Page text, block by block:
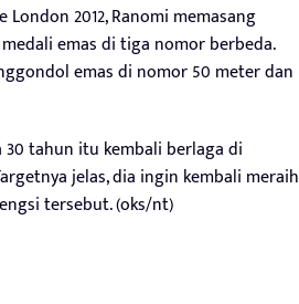
2012, Ranomi memasang
emas di tiga nomor berbeda.
emas di nomor 50 meter dan
tahun itu kembali berlaga di
jelas, dia ingin kembali meraih
tersebut. (oks/nt)